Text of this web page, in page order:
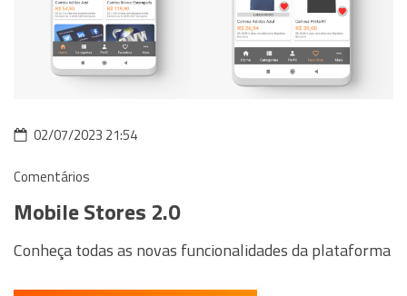
02/07/2023 21:54
Comentários
Mobile Stores 2.0
Conheça todas as novas funcionalidades da plataforma